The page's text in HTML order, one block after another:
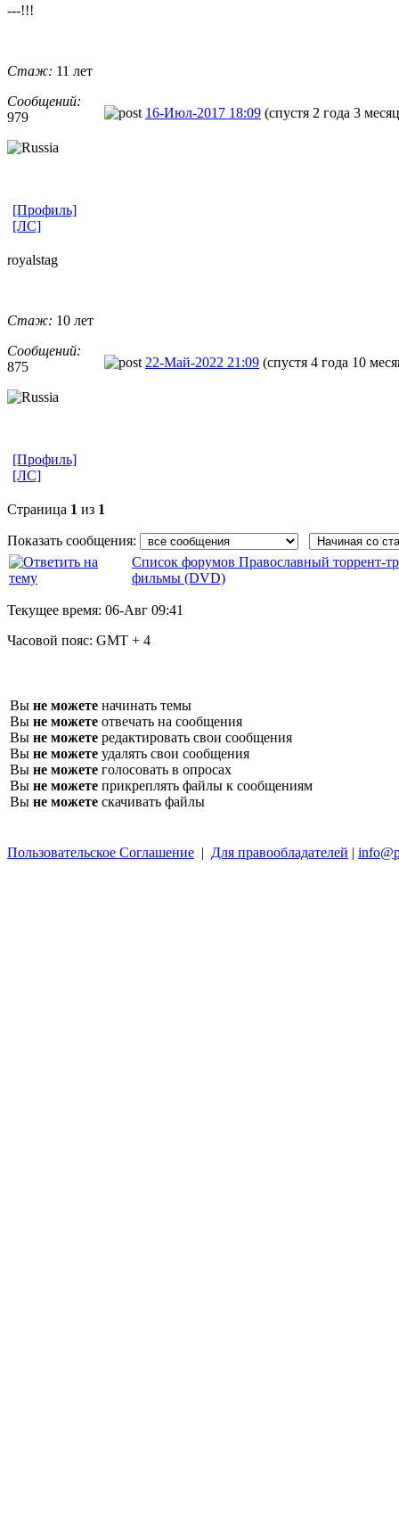
---!!!
Стаж: 11 лет
Сообщений:
979
16-Июл-2017 18:09 (спустя 2 года 3
[Профиль]
[ЛС]
royalstag
Стаж: 10 лет
Сообщений:
875
22-Май-2022 21:09 (спустя 4 года 10
[Профиль]
[ЛС]
Страница 1 из 1
Показать сообщения:
Список форумов Православный торрент-
фильмы (DVD)
Текущее время: 06-Авг 09:41
Часовой пояс: GMT + 4
Вы не можете начинать темы
Вы не можете отвечать на сообщения
Вы не можете редактировать свои сообщения
Вы не можете удалять свои сообщения
Вы не можете голосовать в опросах
Вы не можете прикреплять файлы к сообщениям
Вы не можете скачивать файлы
Пользовательское Соглашение | Для правообладателей |